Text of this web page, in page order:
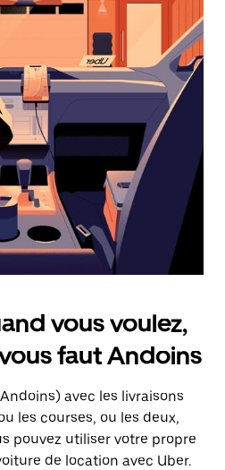
vous voulez,
faut Andoins
avec les livraisons
les courses, ou les deux,
pouvez utiliser votre propre
de location avec Uber.